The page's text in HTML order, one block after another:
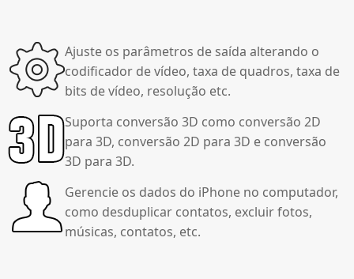
Ajuste os parâmetros de saída alterando o
codificador de vídeo, taxa de quadros, taxa de
bits de vídeo, resolução etc.
Suporta conversão 3D como conversão 2D
para 3D, conversão 2D para 3D e conversão
3D para 3D.
Gerencie os dados do iPhone no computador,
como desduplicar contatos, excluir fotos,
músicas, contatos, etc.